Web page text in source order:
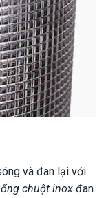
và đan lại với
chuột inox đan